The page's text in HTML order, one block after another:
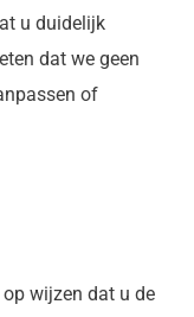
u duidelijk
dat we geen
of
wijzen dat u de